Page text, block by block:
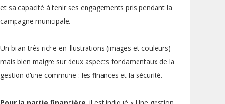
et sa capacité à tenir ses engagements pris pendant la
campagne municipale.
Un bilan très riche en illustrations (images et couleurs)
mais bien maigre sur deux aspects fondamentaux de la
gestion d’une commune : les finances et la sécurité.